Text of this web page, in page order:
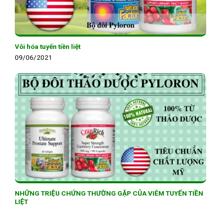
Vôi hóa tuyến tiền liệt
09/06/2021
NHỮNG TRIỆU CHỨNG THƯỜNG GẶP CỦA VIÊM TUYẾN TIỀN
LIỆT